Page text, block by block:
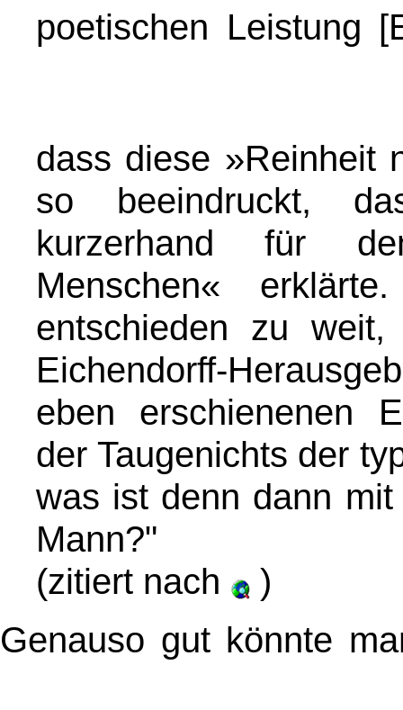
poetischen Leistung
dass diese »Reinheit
so beeindruckt,
kurzerhand für
Menschen«
entschieden zu
Eichendorff-
eben erschienenen
der Taugenichts der
was ist denn dann
Mann?"
(zitiert nach )
Genauso gut könnte